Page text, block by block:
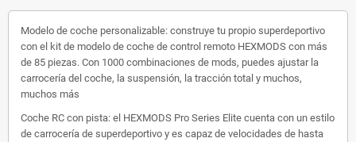
Modelo de coche personalizable: construye tu propio superdeportivo
con el kit de modelo de coche de control remoto HEXMODS con más
de 85 piezas. Con 1000 combinaciones de mods, puedes ajustar la
carrocería del coche, la suspensión, la tracción total y muchos,
muchos más
Coche RC con pista: el HEXMODS Pro Series Elite cuenta con un estilo
de carrocería de superdeportivo y es capaz de velocidades de hasta